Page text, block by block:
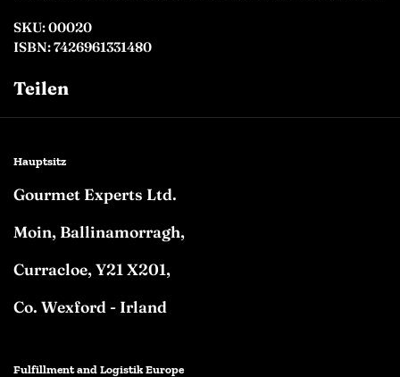
SKU: 00020
ISBN: 7426961331480
Teilen
Hauptsitz
Gourmet Experts Ltd.
Moin, Ballinamorragh,
Curracloe, Y21 X201,
Co. Wexford - Irland
Fulfillment and Logistik Europe